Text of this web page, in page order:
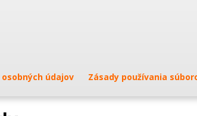
údajov Zásady používania